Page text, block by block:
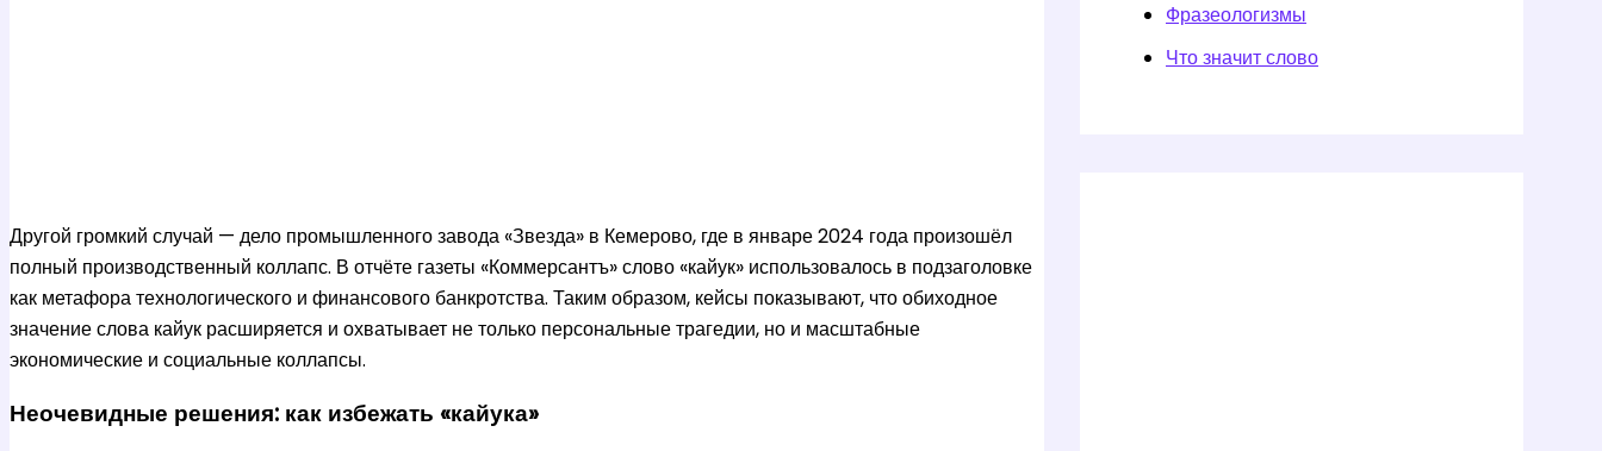
Другой громкий случай — дело промышленного завода «Звезда» в Кемерово, где в январе 2024 года произошёл
полный производственный коллапс. В отчёте газеты «Коммерсантъ» слово «кайук» использовалось в подзаголовке
как метафора технологического и финансового банкротства. Таким образом, кейсы показывают, что обиходное
значение слова кайук расширяется и охватывает не только персональные трагедии, но и масштабные
экономические и социальные коллапсы.
Неочевидные решения: как избежать «кайука»
Фразеологизмы
Что значит слово